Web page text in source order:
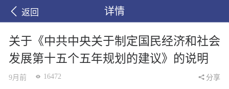
返回 详情
关于《中共中央关于制定国民经济和社会
发展第十五个五年规划的建议》的说明
9月前 16472 分享